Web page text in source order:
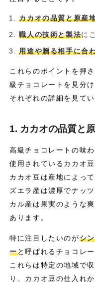
カカオの品質と原産
職人の技術と製法に
用途や贈る相手に合
これらのポイントを押
級チョコレートを見分
それぞれの詳細を見てい
1. カカオの品質と
高級チョコレートの味
使用されているカカオ豆
カカオ豆は産地によっ
ズエラ産は濃厚でナッ
カル産は果実のような
あります。
特に注目したいのがシ
ーと呼ばれるチョコレー
これらは特定の地域で
り、カカオ豆の仕入れ